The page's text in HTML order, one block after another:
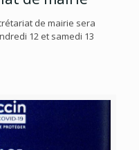
de mairie sera
12 et samedi 13